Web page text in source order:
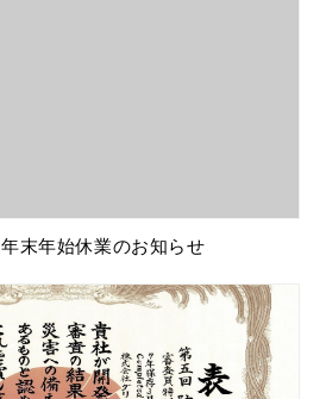
年末年始休業のお知らせ